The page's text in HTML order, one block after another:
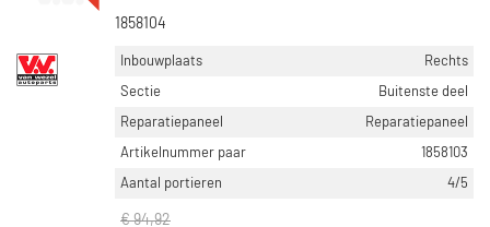
1858104
Inbouwplaats
Rechts
Sectie
Buitenste deel
Reparatiepaneel
Reparatiepaneel
Artikelnummer paar
1858103
Aantal portieren
4/5
€ 94,92